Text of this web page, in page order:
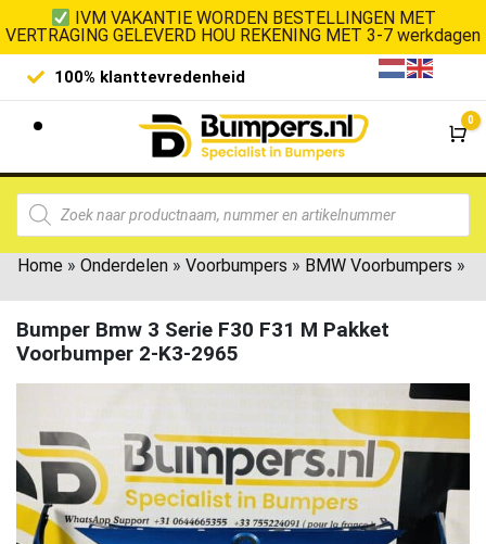
IVM VAKANTIE WORDEN BESTELLINGEN MET
VERTRAGING GELEVERD HOU REKENING MET 3-7 werkdagen
100% klanttevredenheid
0
Home » Onderdelen » Voorbumpers » BMW Voorbumpers »
Bumper Bmw 3 Serie F30 F31 M Pakket
Voorbumper 2-K3-2965